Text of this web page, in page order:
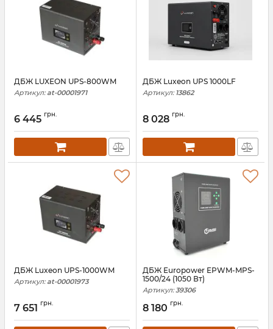
ДБЖ LUXEON UPS-800WM
Артикул: at-00001971
6 445 грн.
ДБЖ Luxeon UPS 1000LF
Артикул: 13862
8 028 грн.
ДБЖ Luxeon UPS-1000WM
Артикул: at-00001973
7 651 грн.
ДБЖ Europower EPWM-MPS-
1500/24 (1050 Вт)
Артикул: 39306
8 180 грн.